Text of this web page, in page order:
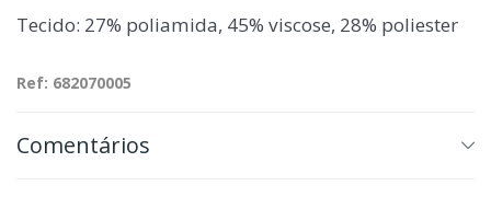
Tecido: 27% poliamida, 45% viscose, 28% poliester
Ref: 682070005
Comentários